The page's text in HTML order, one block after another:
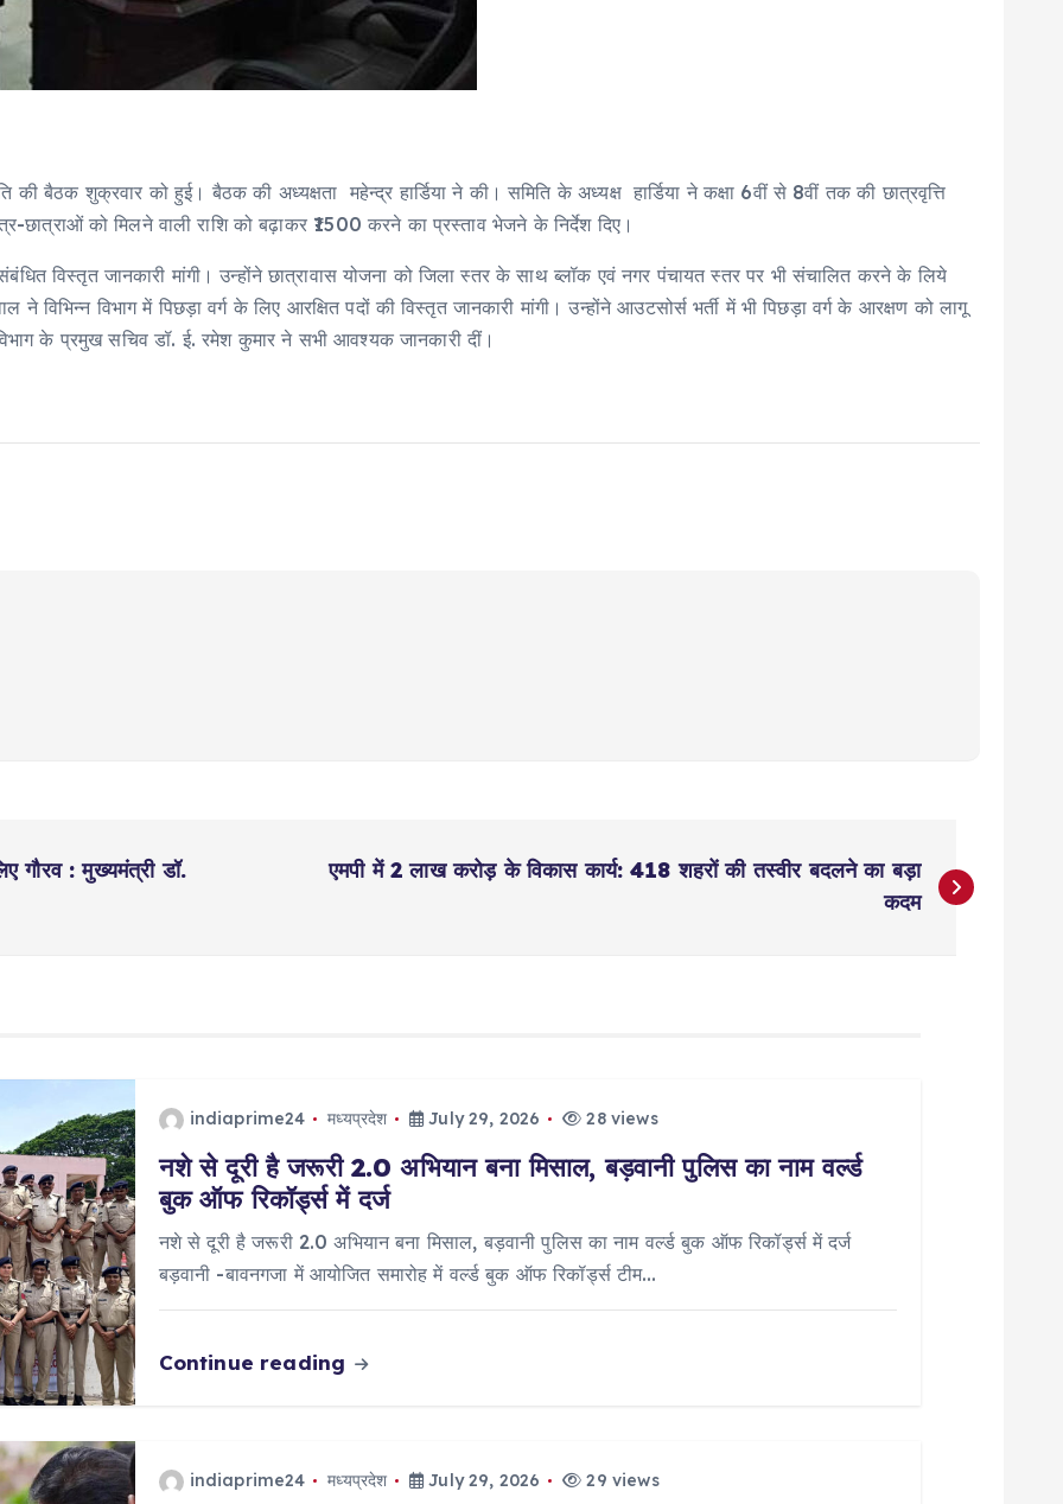
की बैठक शुक्रवार को हुई। बैठक की अध्यक्षता महेन्द्र हार्डिया ने की। समिति के अध्यक्ष हार्डिया ने कक्षा 6वीं से 8वीं तक की छात्रवृत्ति
छात्राओं को मिलने वाली राशि को बढ़ाकर ₹1500 करने का प्रस्ताव भेजने के निर्देश दिए।
विस्तृत जानकारी मांगी। उन्होंने छात्रावास योजना को जिला स्तर के साथ ब्लॉक एवं नगर पंचायत स्तर पर भी संचालित करने के लिये
विभिन्न विभाग में पिछड़ा वर्ग के लिए आरक्षित पदों की विस्तृत जानकारी मांगी। उन्होंने आउटसोर्स भर्ती में भी पिछड़ा वर्ग के आरक्षण को लागू
के प्रमुख सचिव डॉ. ई. रमेश कुमार ने सभी आवश्यक जानकारी दीं।
गौरव : मुख्यमंत्री डॉ.
एमपी में 2 लाख करोड़ के विकास कार्य: 418 शहरों की तस्वीर बदलने का बड़ा
कदम
indiaprime24 मध्यप्रदेश July 29, 2026 28 views
नशे से दूरी है जरूरी 2.0 अभियान बना मिसाल, बड़वानी पुलिस का नाम वर्ल्ड
बुक ऑफ रिकॉर्ड्स में दर्ज
नशे से दूरी है जरूरी 2.0 अभियान बना मिसाल, बड़वानी पुलिस का नाम वर्ल्ड बुक ऑफ रिकॉर्ड्स में दर्ज
बड़वानी -बावनगजा में आयोजित समारोह में वर्ल्ड बुक ऑफ रिकॉर्ड्स टीम…
Continue reading
indiaprime24 मध्यप्रदेश July 29, 2026 29 views